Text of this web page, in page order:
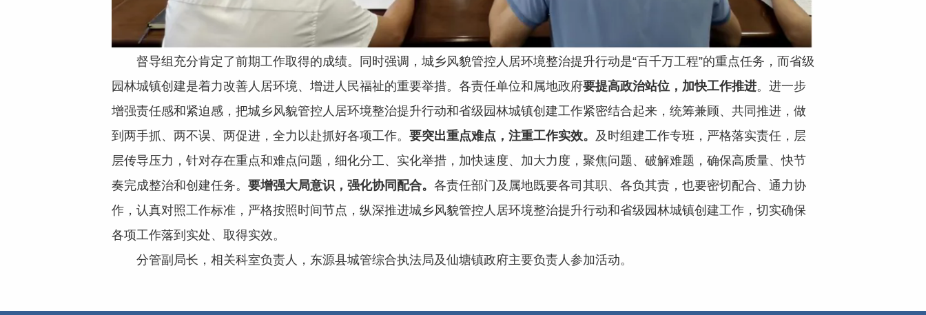
督导组充分肯定了前期工作取得的成绩。同时强调，城乡风貌管控人居环境整治提升行动是“百千万工程”的重点任务，而省级
园林城镇创建是着力改善人居环境、增进人民福祉的重要举措。各责任单位和属地政府要提高政治站位，加快工作推进。进一步
增强责任感和紧迫感，把城乡风貌管控人居环境整治提升行动和省级园林城镇创建工作紧密结合起来，统筹兼顾、共同推进，做
到两手抓、两不误、两促进，全力以赴抓好各项工作。 要突出重点难点，注重工作实效。 及时组建工作专班，严格落实责任，层
层传导压力，针对存在重点和难点问题，细化分工、实化举措，加快速度、加大力度，聚焦问题、破解难题，确保高质量、快节
奏完成整治和创建任务。 要增强大局意识，强化协同配合。 各责任部门及属地既要各司其职、各负其责，也要密切配合、通力协
作，认真对照工作标准，严格按照时间节点，纵深推进城乡风貌管控人居环境整治提升行动和省级园林城镇创建工作，切实确保
各项工作落到实处、取得实效。
分管副局长，相关科室负责人，东源县城管综合执法局及仙塘镇政府主要负责人参加活动。